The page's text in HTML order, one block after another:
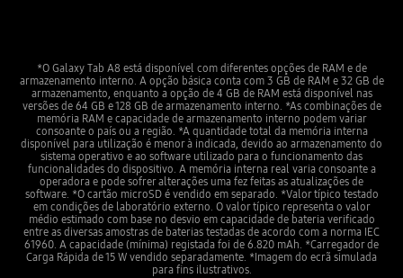
*O Galaxy Tab A8 está disponível com diferentes opções de RAM e de
armazenamento interno. A opção básica conta com 3 GB de RAM e 32 GB de
armazenamento, enquanto a opção de 4 GB de RAM está disponível nas
versões de 64 GB e 128 GB de armazenamento interno. *As combinações de
memória RAM e capacidade de armazenamento interno podem variar
consoante o país ou a região. *A quantidade total da memória interna
disponível para utilização é menor à indicada, devido ao armazenamento do
sistema operativo e ao software utilizado para o funcionamento das
funcionalidades do dispositivo. A memória interna real varia consoante a
operadora e pode sofrer alterações uma fez feitas as atualizações de
software. *O cartão microSD é vendido em separado. *Valor típico testado
em condições de laboratório externo. O valor típico representa o valor
médio estimado com base no desvio em capacidade de bateria verificado
entre as diversas amostras de baterias testadas de acordo com a norma IEC
61960. A capacidade (mínima) registada foi de 6.820 mAh. *Carregador de
Carga Rápida de 15 W vendido separadamente. *Imagem do ecrã simulada
para fins ilustrativos.